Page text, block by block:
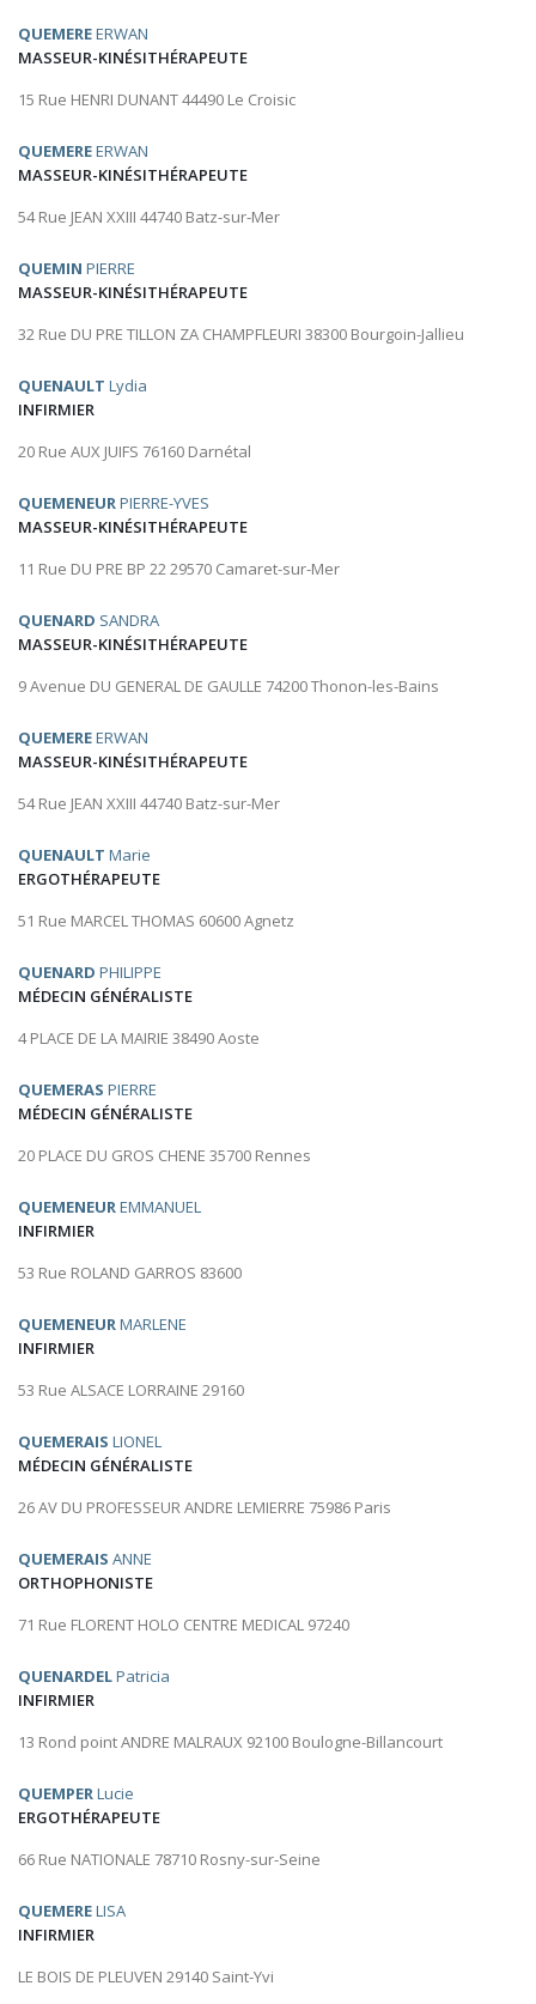
QUEMEREERWAN
MASSEUR-KINÉSITHÉRAPEUTE
15 Rue HENRI DUNANT 44490 Le Croisic
QUEMEREERWAN
MASSEUR-KINÉSITHÉRAPEUTE
54 Rue JEAN XXIII 44740 Batz-sur-Mer
QUEMIN PIERRE
MASSEUR-KINÉSITHÉRAPEUTE
32 Rue DU PRE TILLON ZA CHAMPFLEURI 38300 Bourgoin-Jallieu
QUENAULT Lydia
INFIRMIER
20 Rue AUX JUIFS 76160 Darnétal
QUEMENEURPIERRE-YVES
MASSEUR-KINÉSITHÉRAPEUTE
11 Rue DU PRE BP 22 29570 Camaret-sur-Mer
QUENARD SANDRA
MASSEUR-KINÉSITHÉRAPEUTE
9 Avenue DU GENERAL DE GAULLE 74200 Thonon-les-Bains
QUEMEREERWAN
MASSEUR-KINÉSITHÉRAPEUTE
54 Rue JEAN XXIII 44740 Batz-sur-Mer
QUENAULT Marie
ERGOTHÉRAPEUTE
51 Rue MARCEL THOMAS 60600 Agnetz
QUENARD PHILIPPE
MÉDECIN GÉNÉRALISTE
4 PLACE DE LA MAIRIE 38490 Aoste
QUEMERAS PIERRE
MÉDECIN GÉNÉRALISTE
20 PLACE DU GROS CHENE 35700 Rennes
QUEMENEUREMMANUEL
INFIRMIER
53 Rue ROLAND GARROS 83600
QUEMENEURMARLENE
INFIRMIER
53 Rue ALSACE LORRAINE 29160
QUEMERAIS LIONEL
MÉDECIN GÉNÉRALISTE
26 AV DU PROFESSEUR ANDRE LEMIERRE 75986 Paris
QUEMERAIS ANNE
ORTHOPHONISTE
71 Rue FLORENT HOLO CENTRE MEDICAL 97240
QUENARDELPatricia
INFIRMIER
13 Rond point ANDRE MALRAUX 92100 Boulogne-Billancourt
QUEMPERLucie
ERGOTHÉRAPEUTE
66 Rue NATIONALE 78710 Rosny-sur-Seine
QUEMERELISA
INFIRMIER
LE BOIS DE PLEUVEN 29140 Saint-Yvi